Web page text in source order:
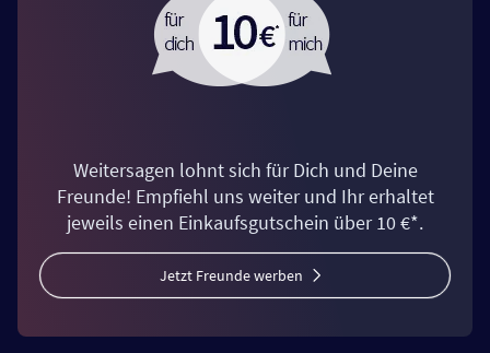
Weitersagen lohnt sich für Dich und Deine
Freunde! Empfiehl uns weiter und Ihr erhaltet
jeweils einen Einkaufsgutschein über 10 €*.
Jetzt Freunde werben